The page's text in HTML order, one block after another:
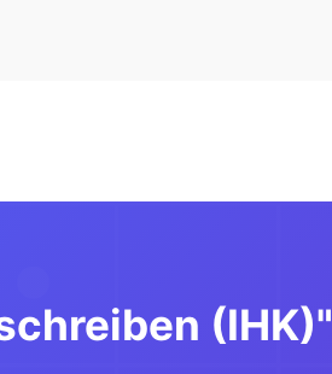
(IHK)"